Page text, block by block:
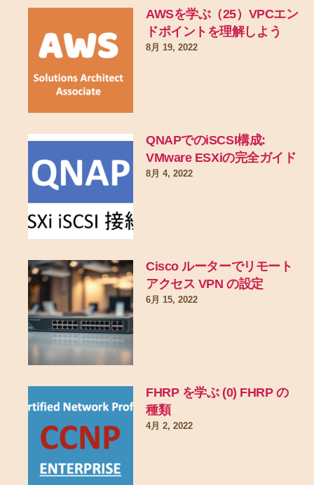
AWSを学ぶ（25）VPCエン
ドポイントを理解しよう
8月 19, 2022
QNAPでのiSCSI構成:
VMware ESXiの完全ガイド
8月 4, 2022
Cisco ルーターでリモート
アクセス VPN の設定
6月 15, 2022
FHRP を学ぶ (0) FHRP の
種類
4月 2, 2022